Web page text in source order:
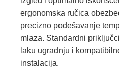
ergonomska ručica
precizno podešavanje
mlaza. Standardni
laku ugradnju i
instalacija.